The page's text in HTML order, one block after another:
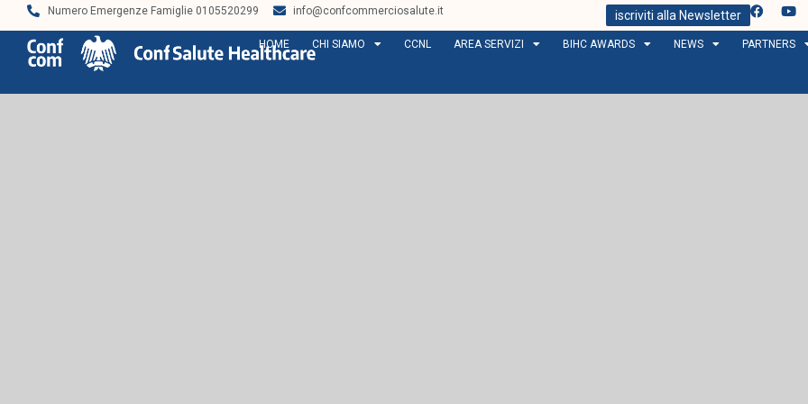
Numero Emergenze Famiglie 0105520299 info@confcommerciosalute.it iscriviti alla Newsletter
HOME CHI SIAMO CCNL AREA SERVIZI BIHC AWARDS NEWS PARTNERS